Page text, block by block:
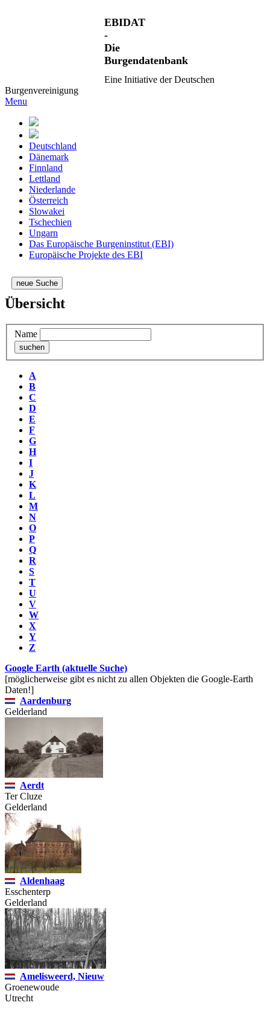
EBIDAT
-
Die
Burgendatenbank
Eine Initiative der Deutschen
Burgenvereinigung
Menu
Deutschland
Dänemark
Finnland
Lettland
Niederlande
Österreich
Slowakei
Tschechien
Ungarn
Das Europäische Burgeninstitut (EBI)
Europäische Projekte des EBI
neue Suche
Übersicht
Name
A
B
C
D
E
F
G
H
I
J
K
L
M
N
O
P
Q
R
S
T
U
V
W
X
Y
Z
Google Earth (aktuelle Suche)
[möglicherweise gibt es nicht zu allen Objekten die Google-Earth
Daten!]
Aardenburg
Gelderland
Aerdt
Ter Cluze
Gelderland
Aldenhaag
Esschenterp
Gelderland
Amelisweerd, Nieuw
Groenewoude
Utrecht